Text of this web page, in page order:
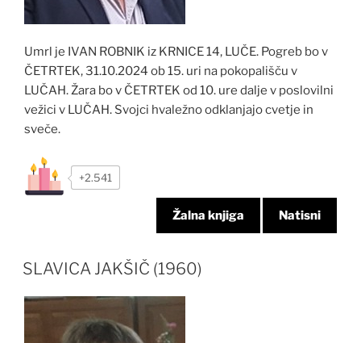
Umrl je IVAN ROBNIK iz KRNICE 14, LUČE. Pogreb bo v
ČETRTEK, 31.10.2024 ob 15. uri na pokopališču v
LUČAH. Žara bo v ČETRTEK od 10. ure dalje v poslovilni
vežici v LUČAH. Svojci hvaležno odklanjajo cvetje in
sveče.
+2.541
Žalna knjiga Natisni
SLAVICA JAKŠIČ (1960)